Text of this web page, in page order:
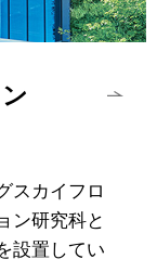
スカイフロ
ン研究科と
設置してい